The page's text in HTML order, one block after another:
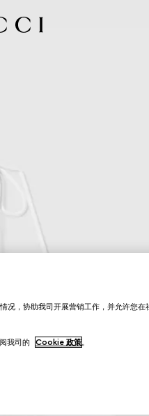
，协助我司开展营销工作，并允许您在
我司的 Cookie 政策。